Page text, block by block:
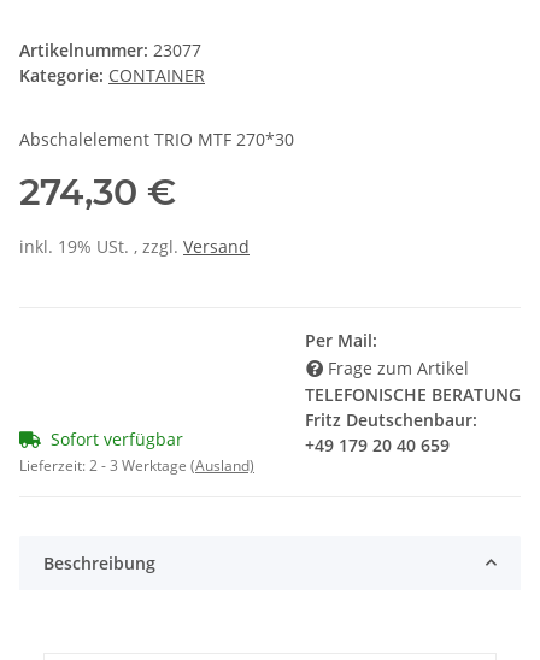
Artikelnummer: 23077
Kategorie: CONTAINER
Abschalelement TRIO MTF 270*30
274,30 €
inkl. 19% USt. , zzgl. Versand
Sofort verfügbar
Lieferzeit:2 - 3 Werktage (Ausland)
Per Mail:
Frage zum Artikel
TELEFONISCHE BERATUNG
Fritz Deutschenbaur:
+49 179 20 40 659
Beschreibung